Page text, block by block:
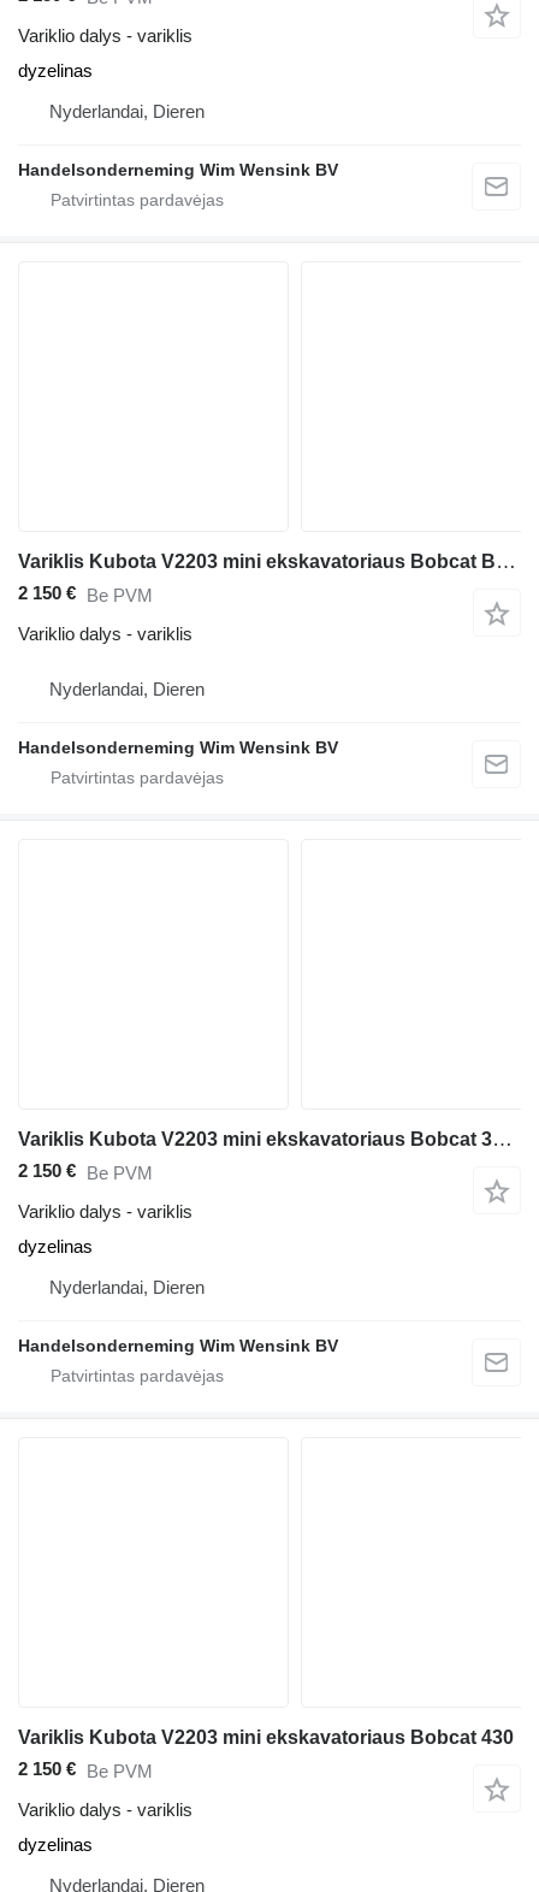
Variklio dalys - variklis
dyzelinas
Nyderlandai, Dieren
Handelsonderneming Wim Wensink BV
Variklis Kubota V2203 mini ekskavatoriaus Bobcat B300
2 150 € Be PVM
Variklio dalys - variklis
Nyderlandai, Dieren
Handelsonderneming Wim Wensink BV
Variklis Kubota V2203 mini ekskavatoriaus Bobcat 331 E D
2 150 € Be PVM
Variklio dalys - variklis
dyzelinas
Nyderlandai, Dieren
Handelsonderneming Wim Wensink BV
Variklis Kubota V2203 mini ekskavatoriaus Bobcat 430
2 150 € Be PVM
Variklio dalys - variklis
dyzelinas
Nyderlandai, Dieren